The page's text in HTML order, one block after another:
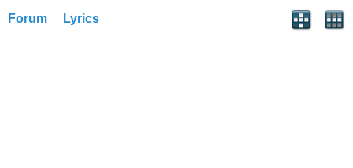
Forum Lyrics